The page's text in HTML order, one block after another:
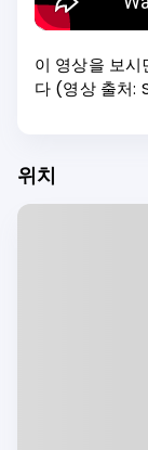
이 영상을 보
다 (영상 출처:
위치